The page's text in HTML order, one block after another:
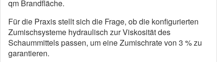
qm Brandfläche.
Für die Praxis stellt sich die Frage, ob die konfigurierten
Zumischsysteme hydraulisch zur Viskosität des
Schaummittels passen, um eine Zumischrate von 3 % zu
garantieren.